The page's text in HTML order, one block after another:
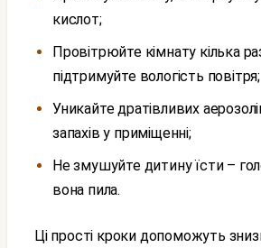
кислот;
провітрюйте кімнату кілька разів на день і
підтримуйте вологість повітря;
уникайте дратівливих аерозолів і сильних
запахів у приміщенні;
не змушуйте дитину їсти – головне, щоб
вона пила.
Ці прості кроки допоможуть знизити